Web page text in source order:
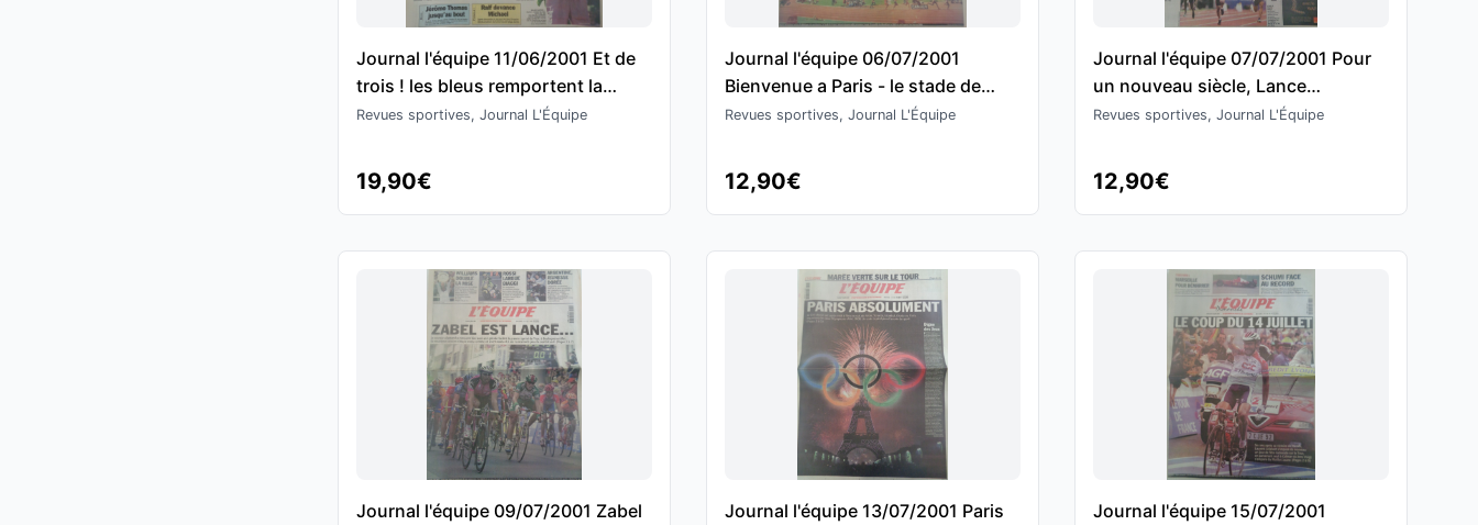
Journal l'équipe 11/06/2001 Et de
trois ! les bleus remportent la
Coupe des Confédérations -
Revues sportives, Journal L'Équipe
19,90€
Journal l'équipe 06/07/2001
Bienvenue a Paris - le stade de
France accueille le meeting
Revues sportives, Journal L'Équipe
12,90€
Journal l'équipe 07/07/2001 Pour
un nouveau siècle, Lance
Armstrong grand favori du Tour de
Revues sportives, Journal L'Équipe
12,90€
Journal l'équipe 09/07/2001 Zabel Journal l'équipe 13/07/2001 Paris Journal l'équipe 15/07/2001